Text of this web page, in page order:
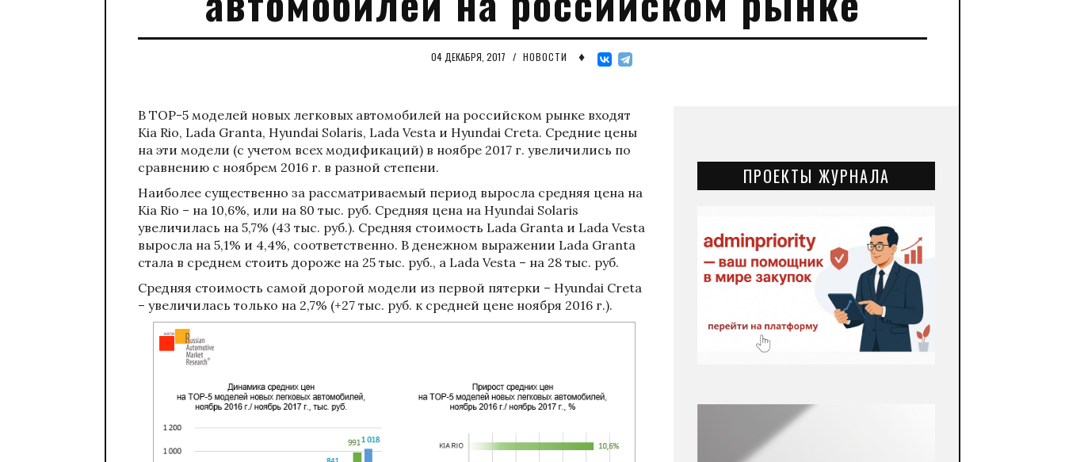
04 ДЕКАБРЯ, 2017 / НОВОСТИ ♦
В ТОР-5 моделей новых легковых автомобилей на российском рынке входят
Kia Rio, Lada Granta, Hyundai Solaris, Lada Vesta и Hyundai Creta. Средние цены
на эти модели (с учетом всех модификаций) в ноябре 2017 г. увеличились по
сравнению с ноябрем 2016 г. в разной степени.
Наиболее существенно за рассматриваемый период выросла средняя цена на
Kia Rio – на 10,6%, или на 80 тыс. руб. Средняя цена на Hyundai Solaris
увеличилась на 5,7% (43 тыс. руб.). Средняя стоимость Lada Granta и Lada Vesta
выросла на 5,1% и 4,4%, соответственно. В денежном выражении Lada Granta
стала в среднем стоить дороже на 25 тыс. руб., а Lada Vesta – на 28 тыс. руб.
Средняя стоимость самой дорогой модели из первой пятерки – Hyundai Creta
– увеличилась только на 2,7% (+27 тыс. руб. к средней цене ноября 2016 г.).
ПРОЕКТЫ ЖУРНАЛА